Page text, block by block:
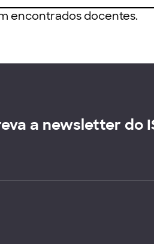
encontrados docentes.
a newsletter do